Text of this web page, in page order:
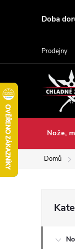
Doba
Prodejny
Nože,
Domů
o
kategorie